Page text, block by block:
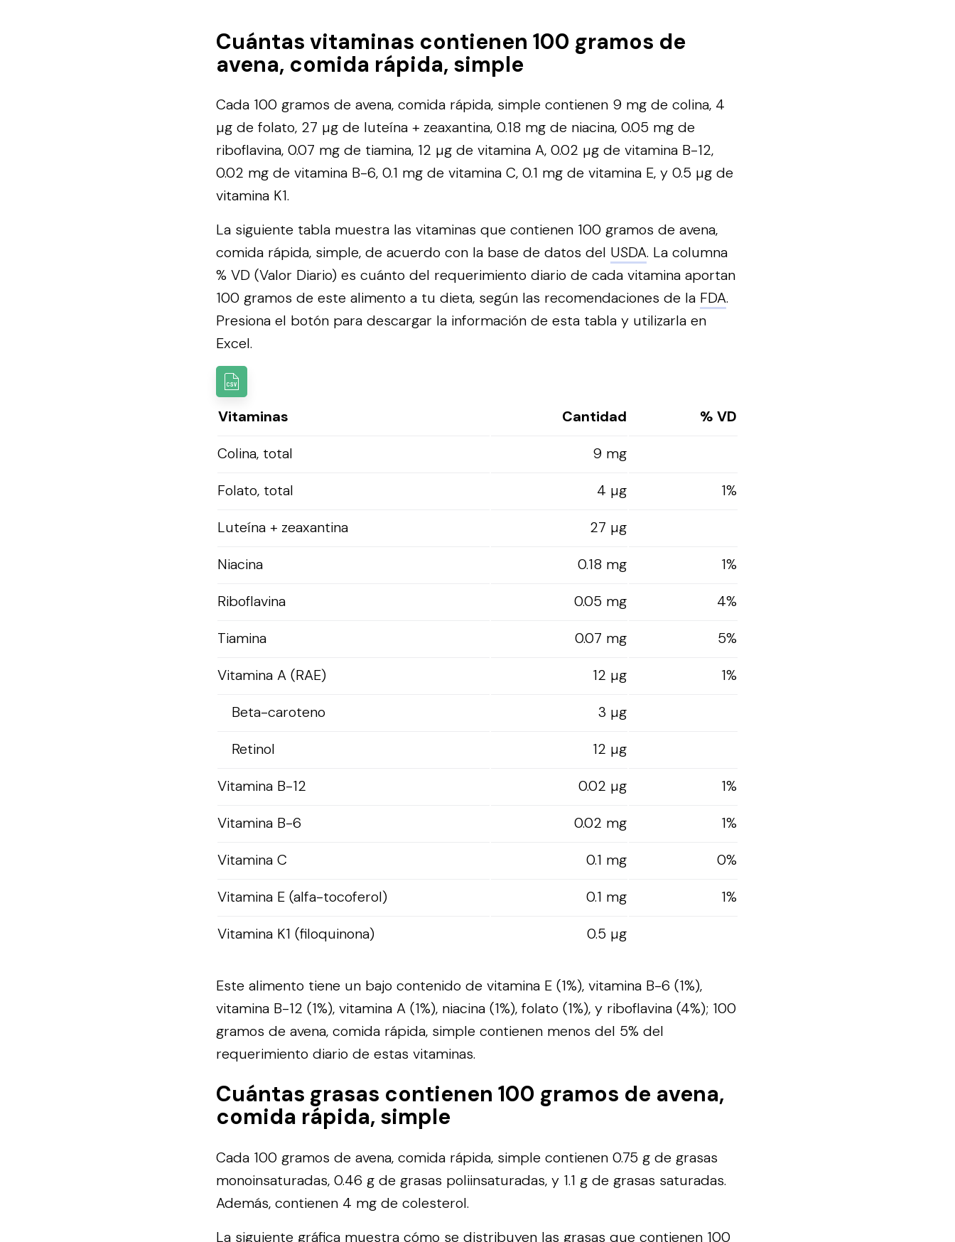
Cuántas vitaminas contienen 100 gramos de
avena, comida rápida, simple
Cada 100 gramos de avena, comida rápida, simple contienen 9 mg de colina, 4
µg de folato, 27 µg de luteína + zeaxantina, 0.18 mg de niacina, 0.05 mg de
riboflavina, 0.07 mg de tiamina, 12 µg de vitamina A, 0.02 µg de vitamina B-12,
0.02 mg de vitamina B-6, 0.1 mg de vitamina C, 0.1 mg de vitamina E, y 0.5 µg de
vitamina K1.
La siguiente tabla muestra las vitaminas que contienen 100 gramos de avena,
comida rápida, simple, de acuerdo con la base de datos del USDA. La columna
% VD (Valor Diario) es cuánto del requerimiento diario de cada vitamina aportan
100 gramos de este alimento a tu dieta, según las recomendaciones de la FDA.
Presiona el botón para descargar la información de esta tabla y utilizarla en
Excel.
Vitaminas Cantidad
% VD
Colina, total
9 mg
Folato, total
4 µg
1%
Luteína + zeaxantina
27 µg
Niacina
0.18 mg
1%
Riboflavina
0.05 mg
4%
Tiamina
0.07 mg
5%
Vitamina A (RAE)
12 µg
1%
Beta-caroteno
3 µg
Retinol
12 µg
Vitamina B-12
0.02 µg
1%
Vitamina B-6
0.02 mg
1%
Vitamina C
0.1 mg
0%
Vitamina E (alfa-tocoferol)
0.1 mg
1%
Vitamina K1 (filoquinona)
0.5 µg
Este alimento tiene un bajo contenido de vitamina E (1%), vitamina B-6 (1%),
vitamina B-12 (1%), vitamina A (1%), niacina (1%), folato (1%), y riboflavina (4%); 100
gramos de avena, comida rápida, simple contienen menos del 5% del
requerimiento diario de estas vitaminas.
Cuántas grasas contienen 100 gramos de avena,
comida rápida, simple
Cada 100 gramos de avena, comida rápida, simple contienen 0.75 g de grasas
monoinsaturadas, 0.46 g de grasas poliinsaturadas, y 1.1 g de grasas saturadas.
Además, contienen 4 mg de colesterol.
La siguiente gráfica muestra cómo se distribuyen las grasas que contienen 100